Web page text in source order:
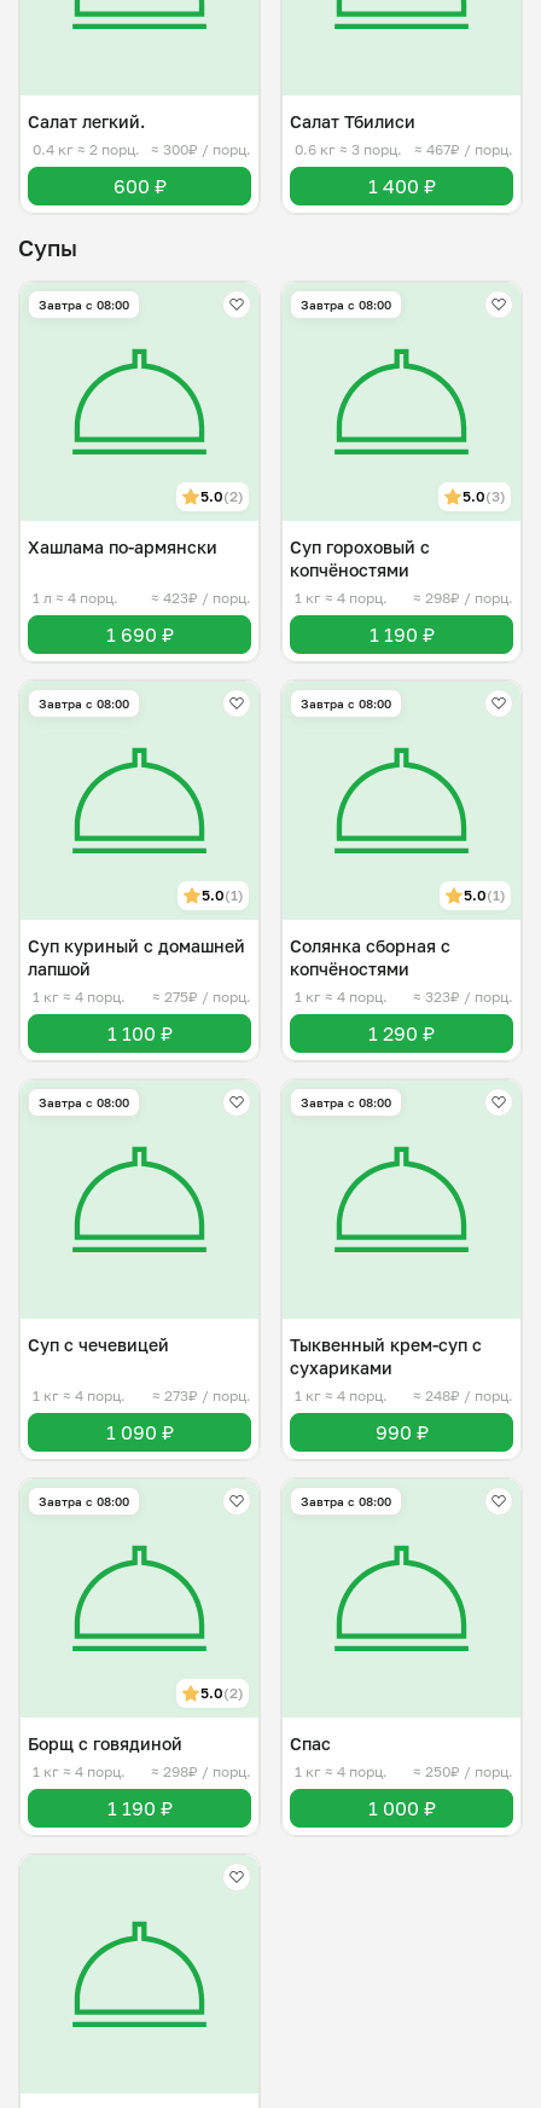
Салат легкий.
0.4 кг ≈ 2 порц. ≈ 300₽ / порц.
600 ₽
Салат Тбилиси
0.6 кг ≈ 3 порц. ≈ 467₽ / порц.
1 400 ₽
Супы
Завтра c 08:00
5.0(2)
Хашлама по-армянски
1 л ≈ 4 порц. ≈ 423₽ / порц.
1 690 ₽
Завтра c 08:00
5.0(3)
Суп гороховый с
копчёностями
1 кг ≈ 4 порц. ≈ 298₽ / порц.
1 190 ₽
Завтра c 08:00
5.0(1)
Суп куриный с домашней
лапшой
1 кг ≈ 4 порц. ≈ 275₽ / порц.
1 100 ₽
Завтра c 08:00
5.0(1)
Солянка сборная с
копчёностями
1 кг ≈ 4 порц. ≈ 323₽ / порц.
1 290 ₽
Завтра c 08:00
Суп с чечевицей
1 кг ≈ 4 порц. ≈ 273₽ / порц.
1 090 ₽
Завтра c 08:00
Тыквенный крем-суп с
сухариками
1 кг ≈ 4 порц. ≈ 248₽ / порц.
990 ₽
Завтра c 08:00
5.0(2)
Борщ с говядиной
1 кг ≈ 4 порц. ≈ 298₽ / порц.
1 190 ₽
Завтра c 08:00
Спас
1 кг ≈ 4 порц. ≈ 250₽ / порц.
1 000 ₽